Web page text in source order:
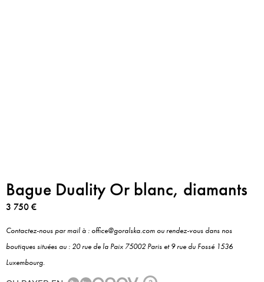
Bague Duality Or blanc, diamants
3 750€
Contactez-nous par mail à : office@goralska.com ou rendez-vous dans nos
boutiques situées au : 20 rue de la Paix 75002 Paris et 9 rue du Fossé 1536
Luxembourg.